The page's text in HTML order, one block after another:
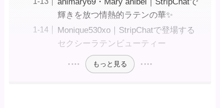
輝きを放つ情熱的ラテンの華✨
Monique530xo｜StripChatで登場する
セクシーラテンビューティー
もっと見る